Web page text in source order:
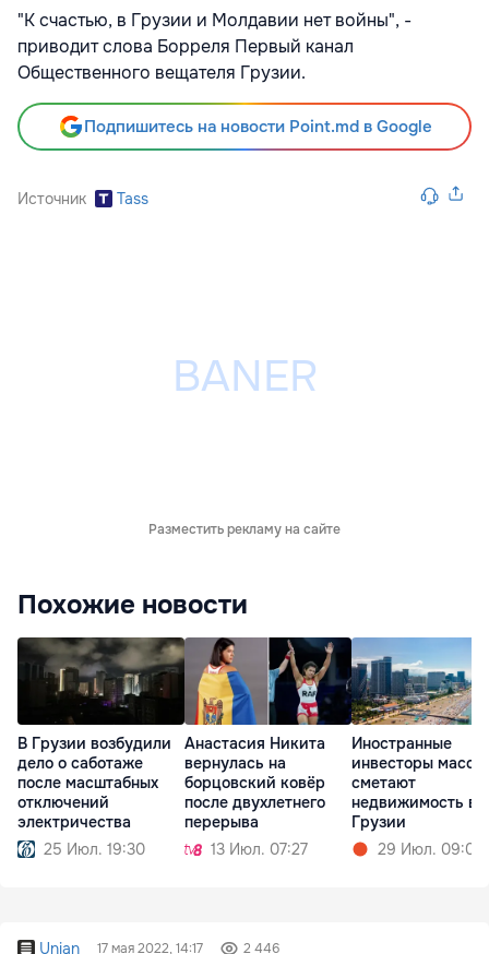
"К счастью, в Грузии и Молдавии нет войны", -
приводит слова Борреля Первый канал
Общественного вещателя Грузии.
Подпишитесь на новости Point.md в Google
Источник Tass
Разместить рекламу на сайте
Похожие новости
В Грузии возбудили
дело о саботаже
после масштабных
отключений
электричества
25 Июл. 19:30
Анастасия Никита
вернулась на
борцовский ковёр
после двухлетнего
перерыва
13 Июл. 07:27
Иностранные
инвесторы
сметают
недвижимость в
Грузии
29 Июл. 09:05
Unian 17 мая 2022, 14:17 2 446